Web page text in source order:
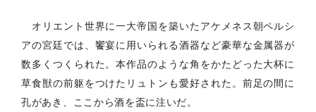
オリエント世界に一大帝国を築いたアケメネス朝ペルシ
アの宮廷では、饗宴に用いられる酒器など豪華な金属器が
数多くつくられた。本作品のような角をかたどった大杯に
草食獣の前躯をつけたリュトンも愛好された。前足の間に
孔があき、ここから酒を盃に注いだ。